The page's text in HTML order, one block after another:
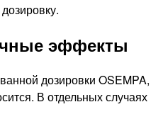
эффекты
дозировки OSEMPA,
В отдельных случаях